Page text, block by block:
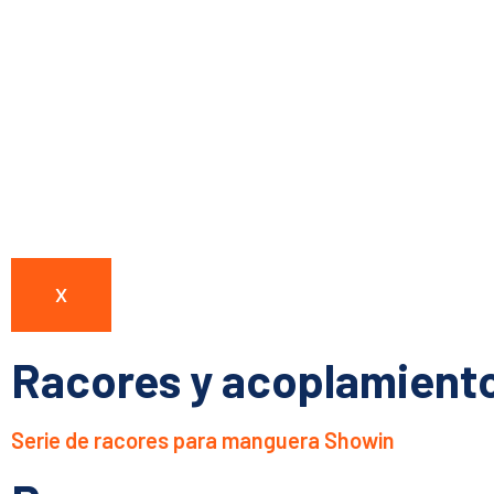
X
Racores y
Serie de racores para manguera Showin